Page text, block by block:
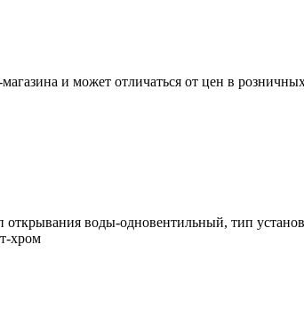
и может отличаться от цен в
открывания воды-одновентильный, тип
хром